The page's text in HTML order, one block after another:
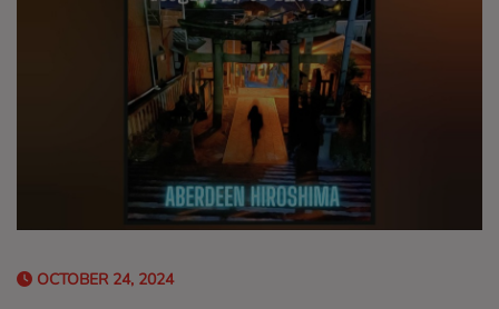
OCTOBER 24, 2024